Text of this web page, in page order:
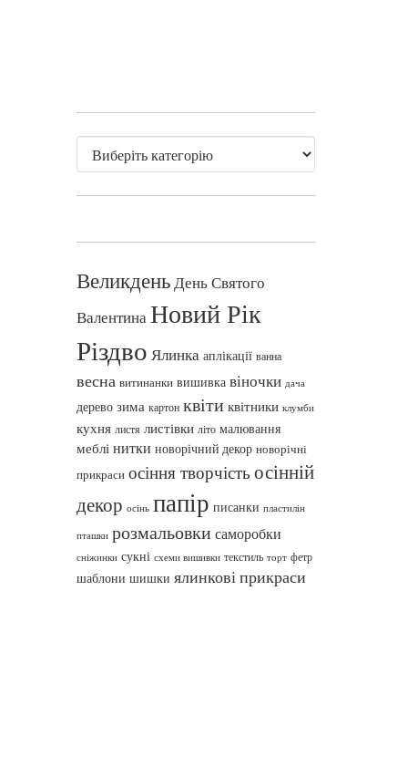
ВеликденьДень Святого
ВалентинаНовий Рік
Різдво Ялинка аплікації ванна
весна витинанки вишивка віночки дача
дерево зима картон квіти квітники клумби
кухня листя листівки літо малювання
меблі нитки новорічний декор новорічні
прикраси осіння творчість осінній
декор осінь папір писанки пластилін
пташки розмальовки саморобки
сніжинки сукні схеми вишивки текстиль торт фетр
шаблони шишки ялинкові прикраси